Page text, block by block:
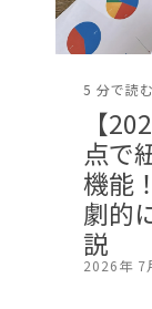
5 分で読
【
点で
機能
劇的
説
2026年 7